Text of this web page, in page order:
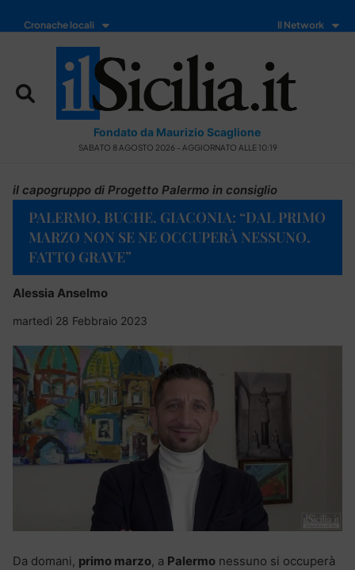
Cronache locali Il Network
Fondato da Maurizio Scaglione
SABATO 8 AGOSTO 2026 - AGGIORNATO ALLE 10:19
il capogruppo di Progetto Palermo in consiglio
PALERMO, BUCHE. GIACONIA: “DAL PRIMO
MARZO NON SE NE OCCUPERÀ NESSUNO.
FATTO GRAVE”
Alessia Anselmo
martedì 28 Febbraio 2023
Da domani, primo marzo, a Palermo nessuno si occuperà